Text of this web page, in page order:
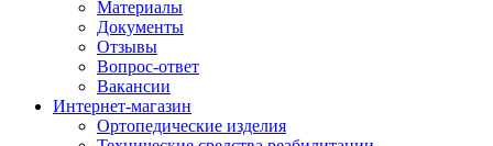
Материалы
Документы
Отзывы
Вопрос-ответ
Вакансии
Интернет-магазин
Ортопедические изделия